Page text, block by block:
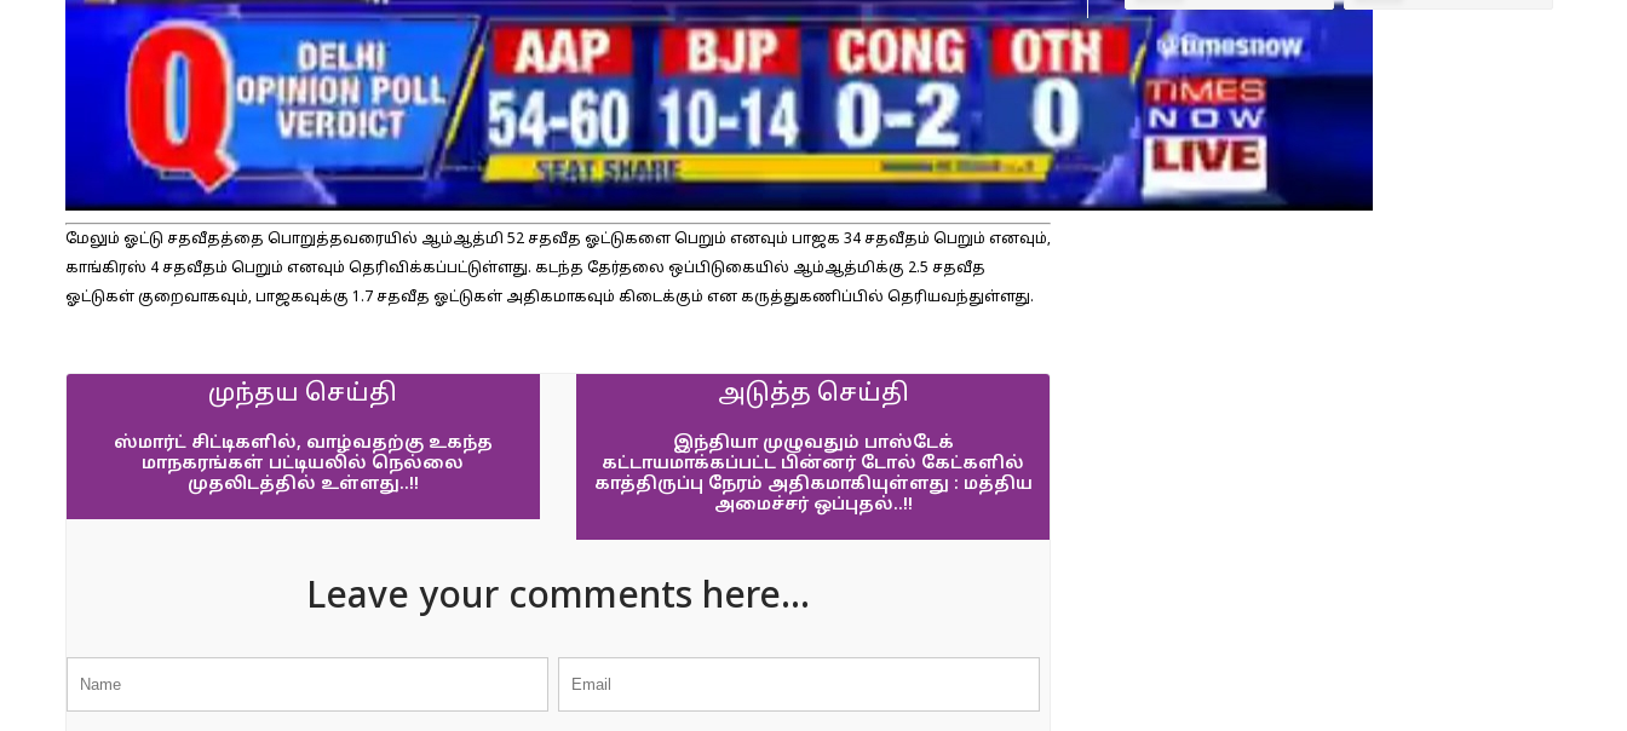
மேலும் ஓட்டு சதவீதத்தை பொறுத்தவரையில் ஆம்ஆத்மி 52 சதவீத ஓட்டுகளை பெறும் எனவும் பாஜக 34 சதவீதம் பெறும் எனவும்,
காங்கிரஸ் 4 சதவீதம் பெறும் எனவும் தெரிவிக்கப்பட்டுள்ளது. கடந்த தேர்தலை ஒப்பிடுகையில் ஆம்ஆத்மிக்கு 2.5 சதவீத
ஓட்டுகள் குறைவாகவும், பாஜகவுக்கு 1.7 சதவீத ஓட்டுகள் அதிகமாகவும் கிடைக்கும் என கருத்துகணிப்பில் தெரியவந்துள்ளது.
முந்தய செய்தி
ஸ்மார்ட் சிட்டிகளில், வாழ்வதற்கு உகந்த
மாநகரங்கள் பட்டியலில் நெல்லை
முதலிடத்தில் உள்ளது..!!
அடுத்த செய்தி
இந்தியா முழுவதும் பாஸ்டேக்
கட்டாயமாக்கப்பட்ட பின்னர் டோல் கேட்களில்
காத்திருப்பு நேரம் அதிகமாகியுள்ளது : மத்திய
அமைச்சர் ஒப்புதல்..!!
Leave your comments here...